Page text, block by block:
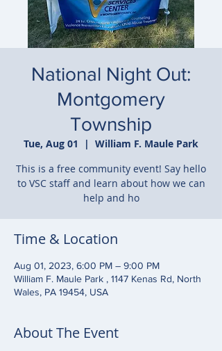
National Night Out:
Montgomery
Township
Tue, Aug 01
  |
William F. Maule Park
This is a free community event! Say hello
to VSC staff and learn about how we can
help and ho
Time & Location
Aug 01, 2023, 6:00 PM – 9:00 PM
William F. Maule Park , 1147 Kenas Rd, North
Wales, PA 19454, USA
About The Event